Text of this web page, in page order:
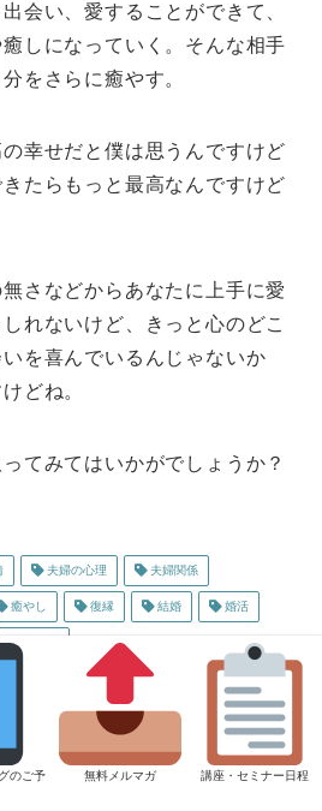
会い、愛することができて、
しになっていく。そんな相手
をさらに癒やす。
幸せだと僕は思うんですけど
たらもっと最高なんですけど
さなどからあなたに上手に愛
れないけど、きっと心のどこ
を喜んでいるんじゃないか
どね。
てみてはいかがでしょうか？
夫婦の心理 夫婦関係
癒やし 復縁 結婚 婚活
のご予
無料メルマガ 講座・セミナー日程